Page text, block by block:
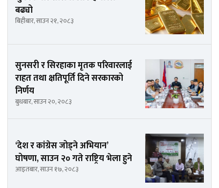
बढ्यो
बिहीबार, साउन २१, २०८३
सुनसरी र सिरहाका मृतक परिवारलाई
राहत तथा क्षतिपूर्ति दिने सरकारको
निर्णय
बुधबार, साउन २०, २०८३
‘देश र कांग्रेस जोड्ने अभियान’
घोषणा, साउन २० गते राष्ट्रिय भेला हुने
आइतबार, साउन १७, २०८३